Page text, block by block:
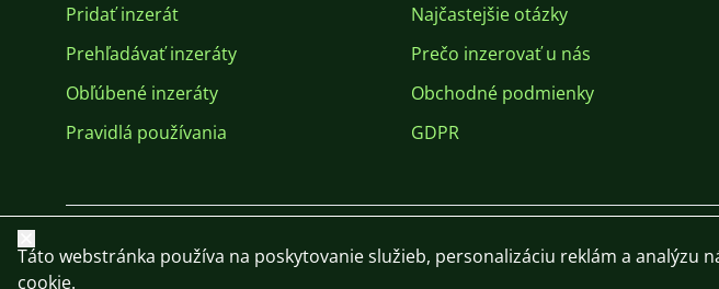
Pridať inzerát
Prehľadávať inzeráty
Obľúbené inzeráty
Pravidlá používania
Najčastejšie otázky
Prečo inzerovať u nás
Obchodné podmienky
GDPR
Zavrieť
Táto webstránka používa na poskytovanie služieb, personalizáciu reklám a analýzu
cookie.